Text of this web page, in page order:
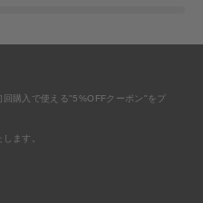
購入で使える"5%OFFクーポン"をプ
ます。